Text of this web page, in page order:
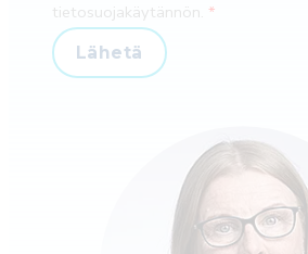
tietosuojakäytännön.
Lähetä